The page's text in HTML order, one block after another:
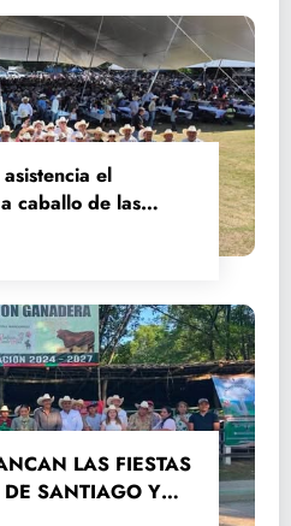
el
caballo de las
y Santa Ana
LAS FIESTAS
SANTIAGO Y